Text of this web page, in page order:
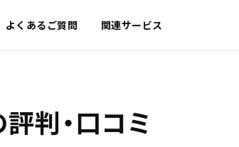
よくあるご質問 関連サービス
判・口コミ